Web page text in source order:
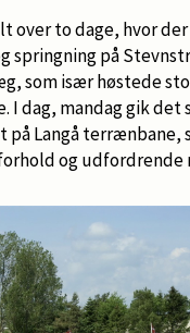
over to dage, hvor
springning på
som især høstede
I dag, mandag gik det
på Langå terrænbane,
og udfordrende